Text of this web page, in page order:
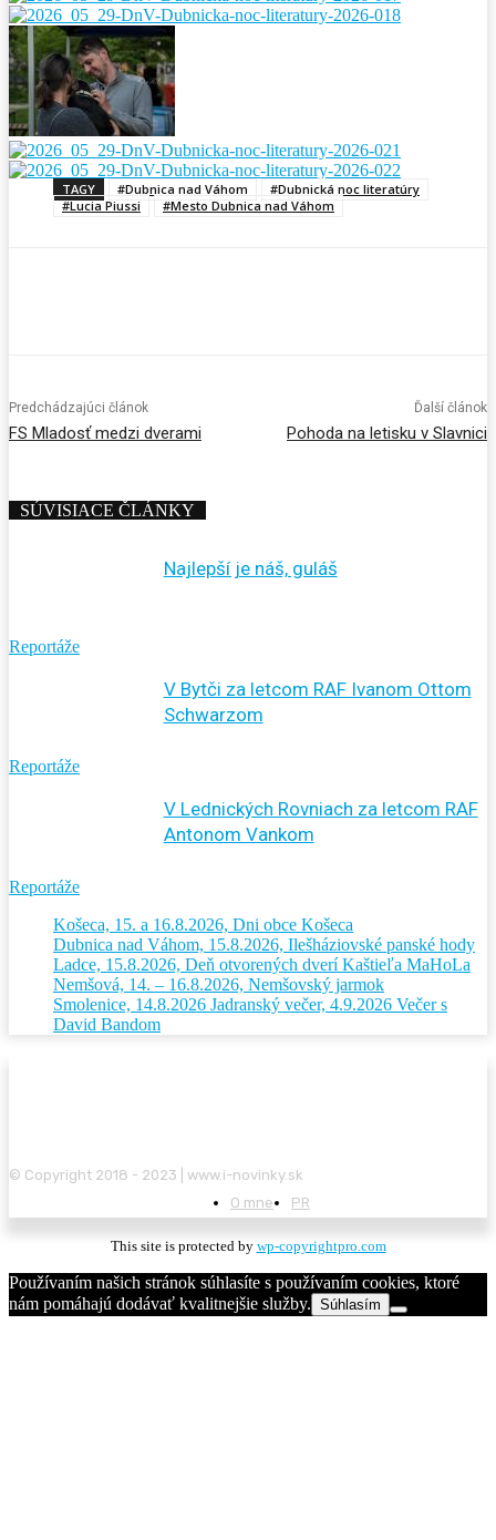
TAGY #Dubnica nad Váhom
#Dubnická noc literatúry
#Lucia Piussi
#Mesto Dubnica nad Váhom
Predchádzajúci článok
FS Mladosť medzi dverami
Ďalší článok
Pohoda na letisku v Slavnici
SÚVISIACE ČLÁNKY
Reportáže
Najlepší je náš, guláš
Reportáže
V Bytči za letcom RAF Ivanom Ottom
Schwarzom
Reportáže
V Lednických Rovniach za letcom RAF
Antonom Vankom
Košeca, 15. a 16.8.2026, Dni obce Košeca
Dubnica nad Váhom, 15.8.2026, Ilešháziovské panské hody
Ladce, 15.8.2026, Deň otvorených dverí Kaštieľa MaHoLa
Nemšová, 14. – 16.8.2026, Nemšovský jarmok
Smolenice, 14.8.2026 Jadranský večer, 4.9.2026 Večer s
David Bandom
© Copyright 2018 - 2023 | www.i-novinky.sk
O mne
PR
This site is protected by wp-copyrightpro.com
Používaním našich stránok súhlasíte s používaním cookies, ktoré
nám pomáhajú dodávať kvalitnejšie služby. Súhlasím